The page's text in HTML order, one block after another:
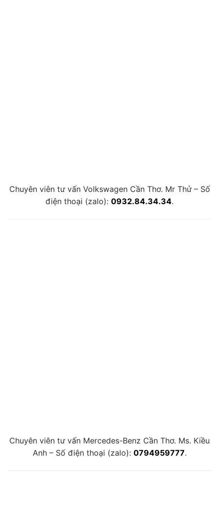
Chuyên viên tư vấn Volkswagen Cần Thơ. Mr Thử – Số
điện thoại (zalo): 0932.84.34.34.
Chuyên viên tư vấn Mercedes-Benz Cần Thơ. Ms. Kiều
Anh – Số điện thoại (zalo): 0794959777.